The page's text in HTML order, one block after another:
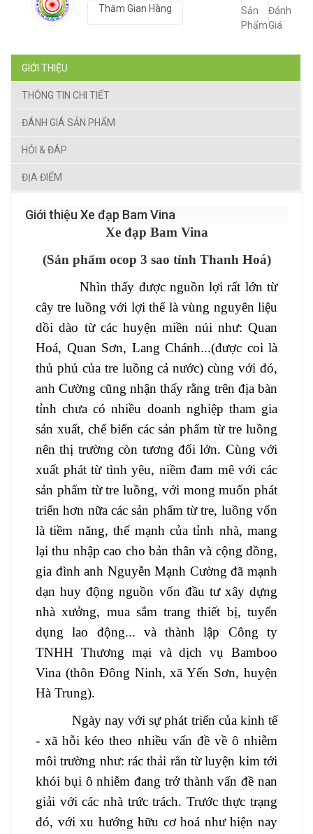
Thăm Gian Hàng
Sản
Phẩm
Đánh
Giá
GIỚI THIỆU
THÔNG TIN CHI TIẾT
ĐÁNH GIÁ SẢN PHẨM
HỎI & ĐÁP
ĐỊA ĐIỂM
Giới thiệu Xe đạp Bam Vina
Xe đạp Bam Vina
(Sản phẩm ocop 3 sao tỉnh Thanh Hoá)
Nhìn thấy được nguồn lợi rất lớn từ
cây tre luồng với lợi thế là vùng nguyên liệu
dồi dào từ các huyện miền núi như: Quan
Hoá, Quan Sơn, Lang Chánh...(được coi là
thủ phủ của tre luồng cả nước) cùng với đó,
anh Cường cũng nhận thấy rằng trên địa bàn
tỉnh chưa có nhiều doanh nghiệp tham gia
sản xuất, chế biến các sản phẩm từ tre luồng
nên thị trường còn tương đối lớn. Cùng với
xuất phát từ tình yêu, niềm đam mê với các
sản phẩm từ tre luồng, với mong muốn phát
triển hơn nữa các sản phẩm từ tre, luồng vốn
là tiềm năng, thế mạnh của tỉnh nhà, mang
lại thu nhập cao cho bản thân và cộng đồng,
gia đình anh Nguyễn Mạnh Cường đã mạnh
dạn huy động nguồn vốn đầu tư xây dựng
nhà xưởng, mua sắm trang thiết bị, tuyển
dụng lao động... và thành lập Công ty
TNHH Thương mại và dịch vụ Bamboo
Vina (thôn Đông Ninh, xã Yến Sơn, huyện
Hà Trung).
Ngày nay với sự phát triển của kinh tế
- xã hỗi kéo theo nhiều vấn đề về ô nhiễm
môi trường như: rác thải rắn từ luyện kim tới
khói bụi ô nhiễm đang trở thành vấn đề nan
giải với các nhà trức trách. Trước thực trạng
đó, với xu hướng hữu cơ hoá như hiện nay